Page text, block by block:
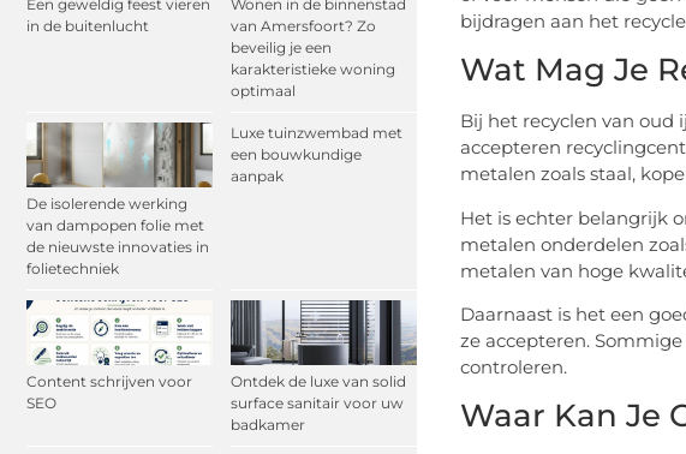
Een geweldig feest vieren
in de buitenlucht
Wonen in de binnenstad
van Amersfoort? Zo
beveilig je een
karakteristieke woning
optimaal
De isolerende werking
van dampopen folie met
de nieuwste innovaties in
folietechniek
Luxe tuinzwembad met
een bouwkundige
aanpak
Content schrijven voor
SEO
Ontdek de luxe van solid
surface sanitair voor uw
badkamer
bijdragen aan het
Wat Mag Je
Bij het recyclen van oud
accepteren
metalen zoals staal,
Het is echter belangrijk
metalen onderdelen
metalen van hoge
Daarnaast is het een
ze accepteren.
controleren.
Waar Kan Je